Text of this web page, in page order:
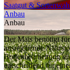
Saatgut &
Anbau
Anbau
Der Mais benötigt
ausreichende
Bodenbearbeitung
entscheidend für